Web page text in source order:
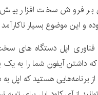
بر فروش سخت افزار بیش
و این موضوع بسیار
اپل دستگاه ‌های
داشتن آیفون شما را به
از برنامه‌هایی هستید که